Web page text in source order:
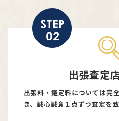
出張査定
出張料・鑑定料については完
き、誠心誠意１点ずつ査定を致